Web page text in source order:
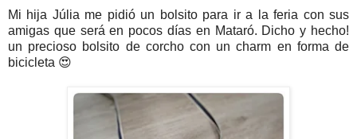
Mi hija Júlia me pidió un bolsito para ir a la feria con sus
amigas que será en pocos días en Mataró. Dicho y hecho!
un precioso bolsito de corcho con un charm en forma de
bicicleta 😍